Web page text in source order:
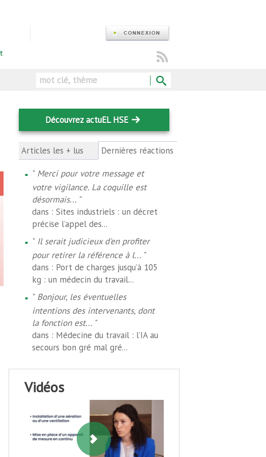
Rechercher
Découvrez actuEL HSE
Articles les + lus Dernières réactions
" Merci pour votre message et
votre vigilance. La coquille est
désormais... "
dans : Sites industriels : un décret
précise l’appel des...
" Il serait judicieux d'en profiter
pour retirer la référence à l... "
dans : Port de charges jusqu’à 105
kg : un médecin du travail...
" Bonjour, les éventuelles
intentions des intervenants, dont
la fonction est... "
dans : Médecine du travail : l’IA au
secours bon gré mal gré...
vidéos